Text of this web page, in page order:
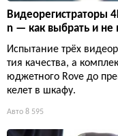
Видеорегистраторы
n — как выбрать и не
Испытание трёх
тия качества, а
юджетного Rove до
келет в шкафу.
Авто 8 595